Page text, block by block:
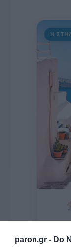
paron.gr - Do
Η
Οι